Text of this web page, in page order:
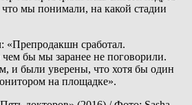
мы понимали, на какой стадии
«Препродакшн сработал.
бы мы заранее не поговорили.
и были уверены, что хотя бы один
на площадке».